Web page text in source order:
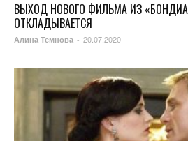
ВЫХОД НОВОГО ФИЛЬМА ИЗ
ОТКЛАДЫВАЕТСЯ
Алина Темнова - 20.07.2020